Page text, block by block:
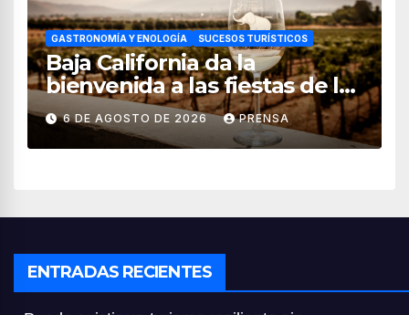
GASTRONOMÍA Y ENOLOGÍA SUCESOS TURÍSTICOS
Baja California da la
bienvenida a las fiestas de la
vendimia 2026
6 DE AGOSTO DE 2026 PRENSA
ENTRADAS RECIENTES